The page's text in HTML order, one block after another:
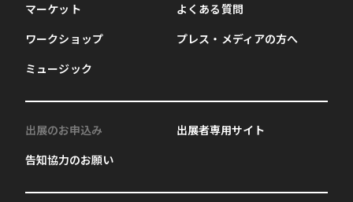
マーケット
ワークショップ
ミュージック
よくある質問
プレス・メディアの方へ
出展のお申込み
告知協力のお願い
出展者専用サイト